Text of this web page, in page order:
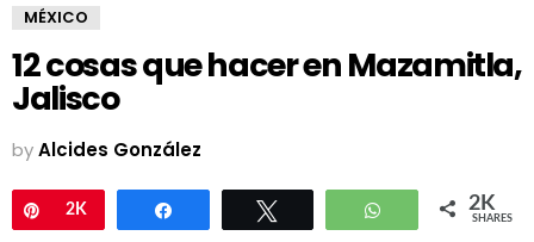
MÉXICO
12 cosas que hacer en Mazamitla,
Jalisco
byAlcides González
Pin
2K WhatsApp2K
SHARES